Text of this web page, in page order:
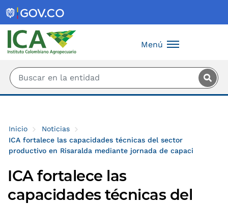
Menú
Inicio
Noticias
ICA fortalece las capacidades técnicas del sector
productivo en Risaralda mediante jornada de capaci
ICA fortalece las
capacidades técnicas del